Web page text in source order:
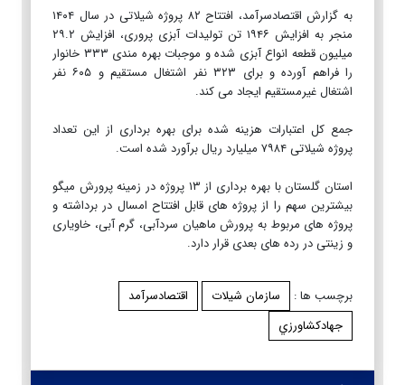
به گزارش اقتصادسرآمد، افتتاح ۸۲ پروژه شیلاتی در سال ۱۴۰۴
منجر به افزایش ۱۹۴۶ تن تولیدات آبزی پروری، افزایش ۲۹.۲
میلیون قطعه انواع آبزی شده و موجبات بهره مندی ۳۳۳ خانوار
را فراهم آورده و برای ۳۲۳ نفر اشتغال مستقیم و ۶۰۵ نفر
اشتغال غیرمستقیم ایجاد می کند.
جمع کل اعتبارات هزینه شده برای بهره برداری از این تعداد
پروژه شیلاتی ۷۹۸۴ میلیارد ریال برآورد شده است.
استان گلستان با بهره برداری از ۱۳ پروژه در زمینه پرورش میگو
بیشترین سهم را از پروژه های قابل افتتاح امسال در برداشته و
پروژه های مربوط به پرورش ماهیان سردآبی، گرم آبی، خاویاری
و زینتی در رده های بعدی قرار دارد.
برچسب ها : سازمان شیلات
اقتصادسرآمد
جهادكشاورزي